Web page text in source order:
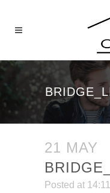
21 MAY
Posted at